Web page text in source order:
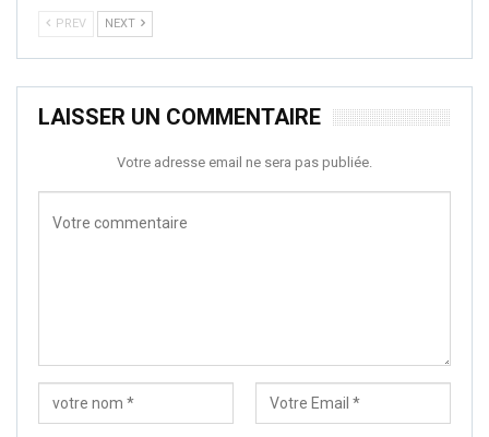
PREV NEXT
LAISSER UN COMMENTAIRE
Votre adresse email ne sera pas publiée.